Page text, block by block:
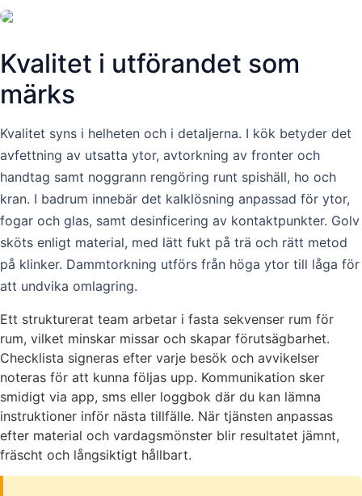
Kvalitet i utförandet som
märks
Kvalitet syns i helheten och i detaljerna. I kök betyder det
avfettning av utsatta ytor, avtorkning av fronter och
handtag samt noggrann rengöring runt spishäll, ho och
kran. I badrum innebär det kalklösning anpassad för ytor,
fogar och glas, samt desinficering av kontaktpunkter. Golv
sköts enligt material, med lätt fukt på trä och rätt metod
på klinker. Dammtorkning utförs från höga ytor till låga för
att undvika omlagring.
Ett strukturerat team arbetar i fasta sekvenser rum för
rum, vilket minskar missar och skapar förutsägbarhet.
Checklista signeras efter varje besök och avvikelser
noteras för att kunna följas upp. Kommunikation sker
smidigt via app, sms eller loggbok där du kan lämna
instruktioner inför nästa tillfälle. När tjänsten anpassas
efter material och vardagsmönster blir resultatet jämnt,
fräscht och långsiktigt hållbart.